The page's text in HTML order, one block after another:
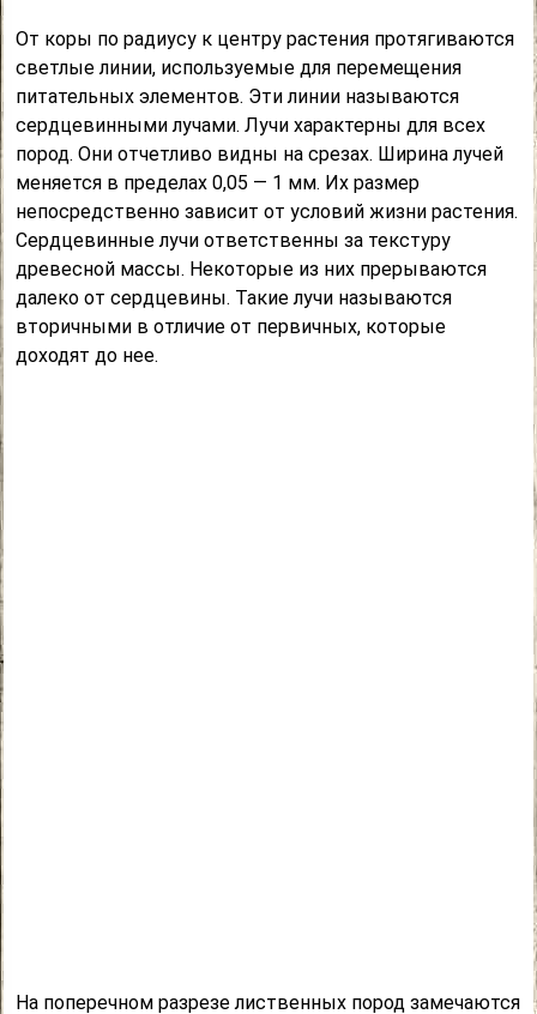
От коры по радиусу к центру растения протягиваются
светлые линии, используемые для перемещения
питательных элементов. Эти линии называются
сердцевинными лучами. Лучи характерны для всех
пород. Они отчетливо видны на срезах. Ширина лучей
меняется в пределах 0,05 — 1 мм. Их размер
непосредственно зависит от условий жизни растения.
Сердцевинные лучи ответственны за текстуру
древесной массы. Некоторые из них прерываются
далеко от сердцевины. Такие лучи называются
вторичными в отличие от первичных, которые
доходят до нее.
На поперечном разрезе лиственных пород замечаются